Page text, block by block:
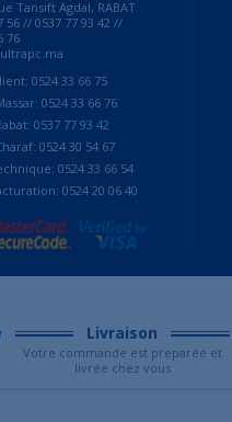
Tansift Agdal, RABAT
56 // 0537 77 93 42 //
76
0524 33 66 75
0524 33 66 76
0537 77 93 42
0524 30 54 67
0524 33 66 54
0524 20 06 40
Livraison
Votre commande est preparée et
livrée chez vous